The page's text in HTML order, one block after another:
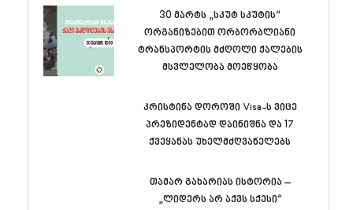
30 მარტს „სკუტ სკუტის“
ორგანიზებით ორბორბლიანი
ტრანსპორტის მძღოლი ქალების
მსვლელობა მოეწყობა
კრისტინა დოროში Visa-ს ვიცე
პრეზიდენტად დაინიშნა და 17
ქვეყანას უხელმძღვანელებს
თამარ გახარიას ისტორია –
„ლიდერს არ აქვს სქესი“